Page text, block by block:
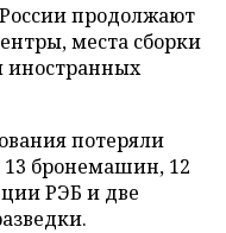
продолжают
места сборки
иностранных
потеряли
13 бронемашин, 12
РЭБ и две